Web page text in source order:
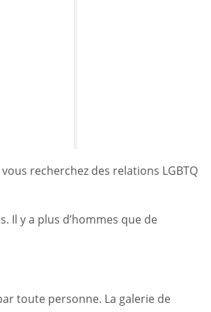
recherchez des relations LGBTQ
Il y a plus d’hommes que de
toute personne. La galerie de